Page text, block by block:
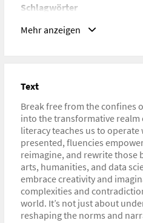
Schlagwörter
Mehr anzeigen
Text
Break free from the confines
into the transformative realm
literacy teaches us to operate
presented, fluencies
reimagine, and rewrite those
arts, humanities, and data
embrace creativity and
complexities and
world. It’s not just about
reshaping the norms and